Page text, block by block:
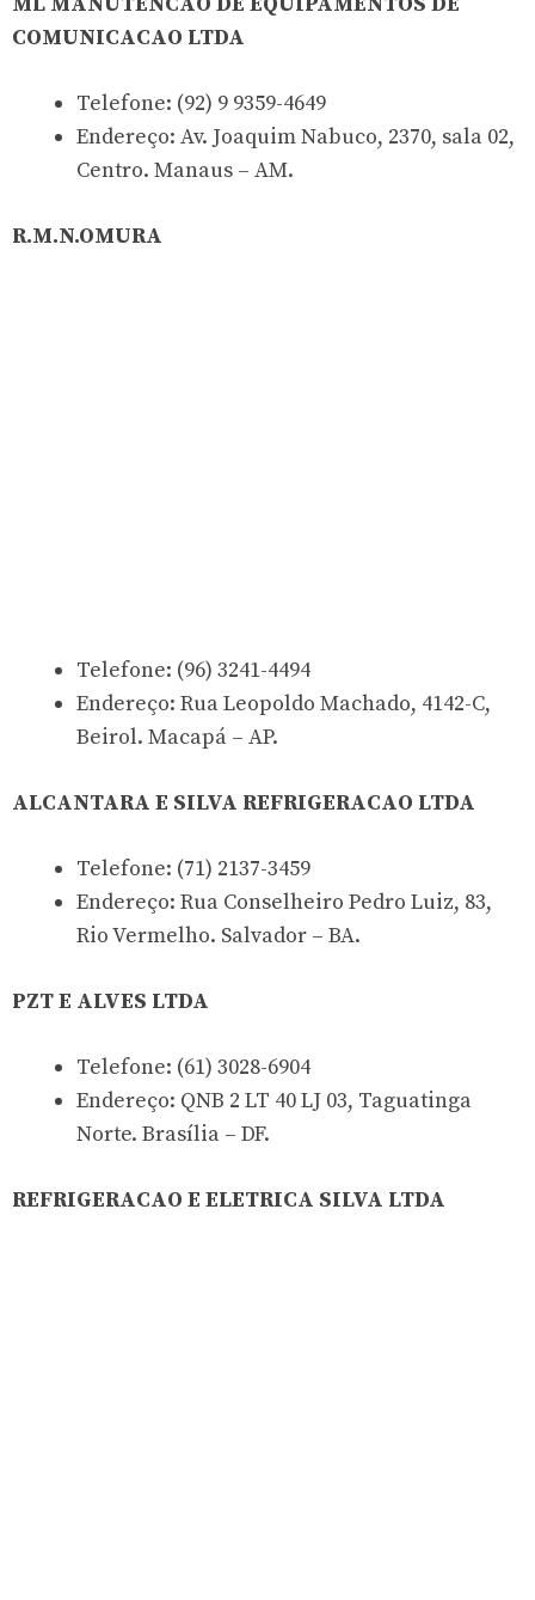
COMUNICACAO LTDA
Telefone: (92) 9 9359-4649
Endereço: Av. Joaquim Nabuco, 2370, sala 02,
Centro. Manaus – AM.
R.M.N.OMURA
Telefone: (96) 3241-4494
Endereço: Rua Leopoldo Machado, 4142-C,
Beirol. Macapá – AP.
ALCANTARA E SILVA REFRIGERACAO LTDA
Telefone: (71) 2137-3459
Endereço: Rua Conselheiro Pedro Luiz, 83,
Rio Vermelho. Salvador – BA.
PZT E ALVES LTDA
Telefone: (61) 3028-6904
Endereço: QNB 2 LT 40 LJ 03, Taguatinga
Norte. Brasília – DF.
REFRIGERACAO E ELETRICA SILVA LTDA